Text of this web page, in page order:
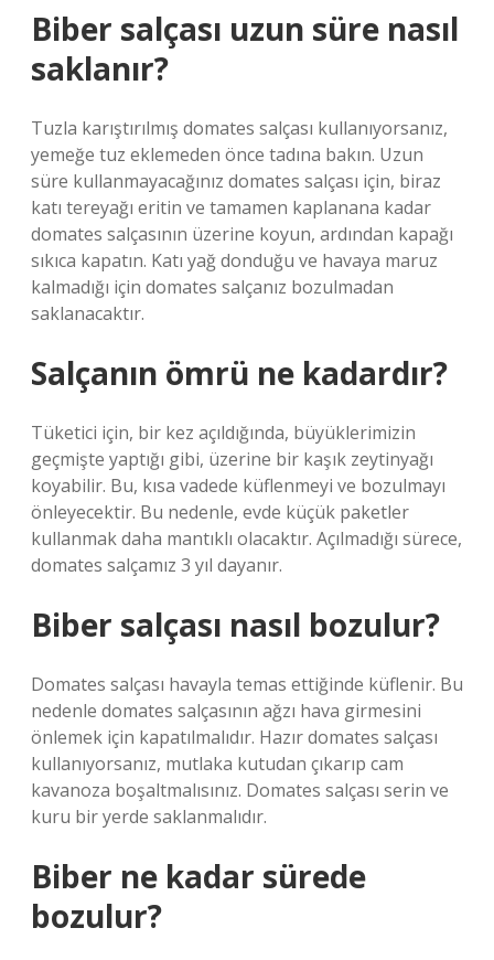
Biber salçası uzun süre nasıl
saklanır?
Tuzla karıştırılmış domates salçası kullanıyorsanız,
yemeğe tuz eklemeden önce tadına bakın. Uzun
süre kullanmayacağınız domates salçası için, biraz
katı tereyağı eritin ve tamamen kaplanana kadar
domates salçasının üzerine koyun, ardından kapağı
sıkıca kapatın. Katı yağ donduğu ve havaya maruz
kalmadığı için domates salçanız bozulmadan
saklanacaktır.
Salçanın ömrü ne kadardır?
Tüketici için, bir kez açıldığında, büyüklerimizin
geçmişte yaptığı gibi, üzerine bir kaşık zeytinyağı
koyabilir. Bu, kısa vadede küflenmeyi ve bozulmayı
önleyecektir. Bu nedenle, evde küçük paketler
kullanmak daha mantıklı olacaktır. Açılmadığı sürece,
domates salçamız 3 yıl dayanır.
Biber salçası nasıl bozulur?
Domates salçası havayla temas ettiğinde küflenir. Bu
nedenle domates salçasının ağzı hava girmesini
önlemek için kapatılmalıdır. Hazır domates salçası
kullanıyorsanız, mutlaka kutudan çıkarıp cam
kavanoza boşaltmalısınız. Domates salçası serin ve
kuru bir yerde saklanmalıdır.
Biber ne kadar sürede
bozulur?